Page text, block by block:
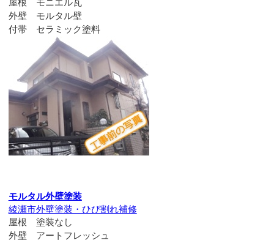
屋根 モニエル瓦
外壁 モルタル壁
付帯 セラミック塗料
モルタル外壁塗装
綾瀬市外壁塗装・ひび割れ補修
屋根 塗装なし
外壁 アートフレッシュ